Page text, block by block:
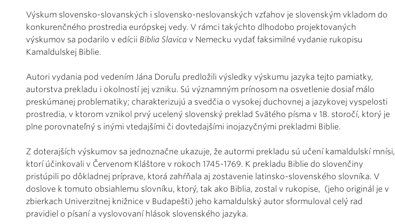
Výskum slovensko-slovanských i slovensko-neslovanských vzťahov je slovenským vkladom do
konkurenčného prostredia európskej vedy. V rámci takýchto dlhodobo projektovaných
výskumov sa podarilo v edícii Biblia Slavica v Nemecku vydať faksimilné vydanie rukopisu
Kamaldulskej Biblie.
Autori vydania pod vedením Jána Doruľu predložili výsledky výskumu jazyka tejto pamiatky,
autorstva prekladu i okolností jej vzniku. Sú významným prínosom na osvetlenie dosiaľ málo
preskúmanej problematiky; charakterizujú a svedčia o vysokej duchovnej a jazykovej vyspelosti
prostredia, v ktorom vznikol prvý ucelený slovenský preklad Svätého písma v 18. storočí, ktorý je
plne porovnateľný s inými vtedajšími či dovtedajšími inojazyčnými prekladmi Biblie.
Z doterajších výskumov sa jednoznačne ukazuje, že autormi prekladu sú učení kamaldulskí mnísi,
ktorí účinkovali v Červenom Kláštore v rokoch 1745-1769. K prekladu Biblie do slovenčiny
pristúpili po dôkladnej príprave, ktorá zahŕňala aj zostavenie latinsko-slovenského slovníka. V
doslove k tomuto obsiahlemu slovníku, ktorý, tak ako Biblia, zostal v rukopise, (jeho originál je v
zbierkach Univerzitnej knižnice v Budapešti) jeho kamaldulský autor sformuloval celý rad
pravidiel o písaní a vyslovovaní hlások slovenského jazyka.